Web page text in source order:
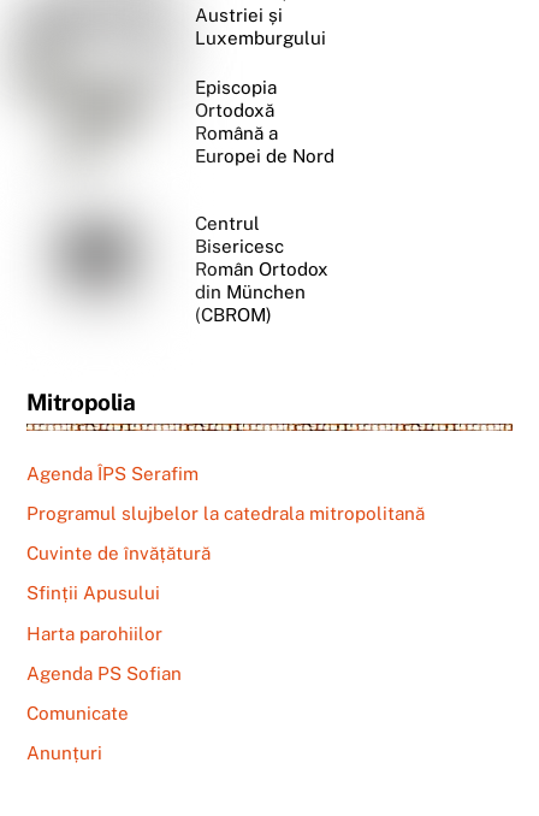
Austriei și
Luxemburgului
Episcopia
Ortodoxă
Română a
Europei de Nord
Centrul
Bisericesc
Român Ortodox
din München
(CBROM)
Mitropolia
Agenda ÎPS Serafim
Programul slujbelor la catedrala mitropolitană
Cuvinte de învățătură
Sfinții Apusului
Harta parohiilor
Agenda PS Sofian
Comunicate
Anunțuri